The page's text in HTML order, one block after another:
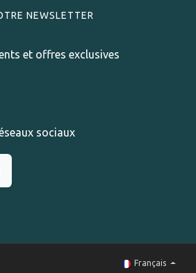
NEWSLETTER
et offres exclusives
sociaux
Français